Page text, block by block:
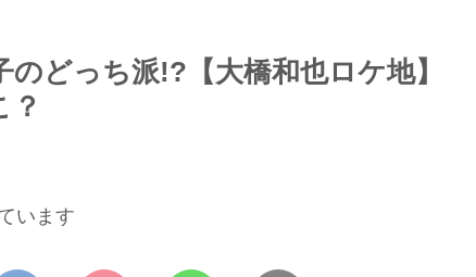
どっち派!?【大橋和也ロケ地】
？
います